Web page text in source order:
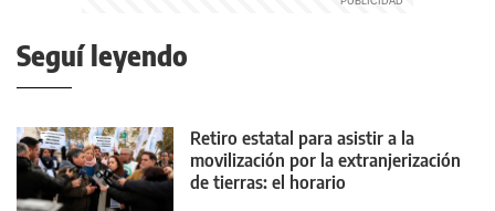
Seguí leyendo
Retiro estatal para asistir a la
movilización por la extranjerización
de tierras: el horario